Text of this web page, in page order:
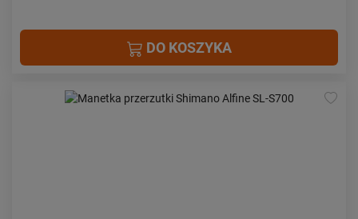
DO KOSZYKA